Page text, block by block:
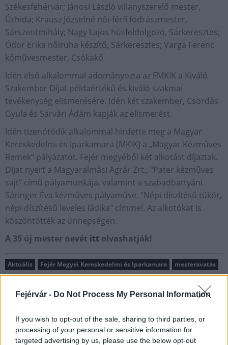
Fejérvár - Do Not Process My Personal Information
If you wish to opt-out of the sale, sharing to third parties, or
processing of your personal or sensitive information for
targeted advertising by us, please use the below opt-out
Székesfehérvár; Jánosi László villanyszerelő mester,
Úrhida; Krausz Józsefné női-férfi fodrászmester,
Sárszentmihály; Nagy Lajos húsfeldolgozó, Sárkeresztes;
Ódor Erika nőiruha készítő, Sárkeresztes; Varga Ferenc
kőművesmester, Csókakő
Idén első alkalommal adományozta az FMKIK a Kiváló
Szakember Díjat példaértékű és kiváló szakmai
tevékenység elismerésére. Idén két szakember, Csordás
Gyula és Sárvári Ádám kapják az elismerést.
Idén tizenötödik alkalommal hirdette meg a Magyar
Kereskedelmi és Iparkamara (MKIK) a „Magyar Kézműves
Remek” pályázatot. Fejér megyéből két alkotást díjaztak.
Díjat nyert a Magyaralmási Agrár Zrt., "Pater kézműves
sajt" című pályamunkája, valamint a szabadbattyáni
Sáringer Éva kézműves pályaműve, "Népi díszítésű tükör,
népi díszítésű leveles ládika" címmel. Az alkotókat is
köszöntötték az ünnepségen.
A 35 új mester nevét itt olvashatják!
Aktuális Fejér Megyei Kereskedelmi és Iparkamara mesteravatás
MAGYAR ÉPÍTŐK